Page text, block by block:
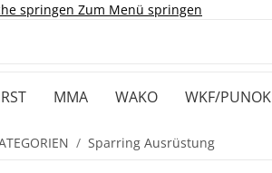
springen Zum Menü springen
MMA WAKO WKF/PUNOK
Sparring Ausrüstung